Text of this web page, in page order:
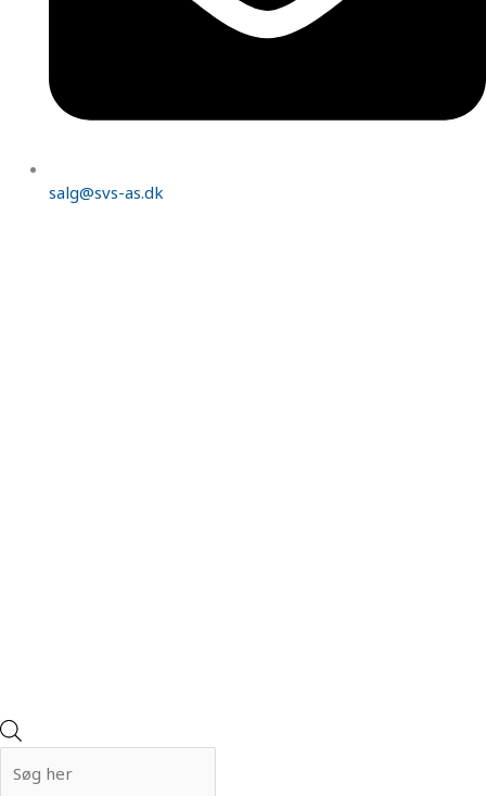
salg@svs-as.dk